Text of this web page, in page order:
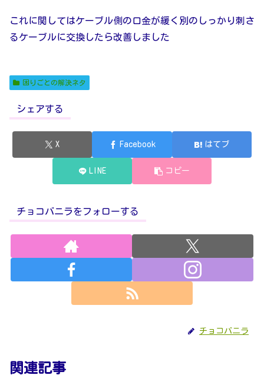
これに関してはケーブル側の口金が緩く別のしっかり刺さ
るケーブルに交換したら改善しました
困りごとの解決ネタ
シェアする
X Facebook はてブ
LINE コピー
チョコバニラをフォローする
チョコバニラ
関連記事